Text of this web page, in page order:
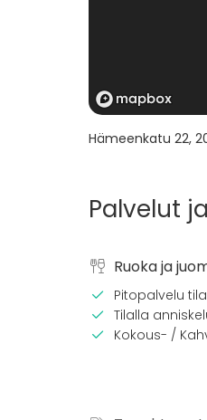
Hämeenkatu 22,
Palvelut
Ruoka ja
Pitopalvelu
Tilalla
Kokous- /